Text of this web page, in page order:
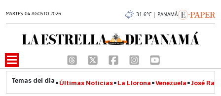
MARTES 04 AGOSTO 2026 31.6°C | PANAMÁ
Últimas Noticias La Llorona Venezuela José